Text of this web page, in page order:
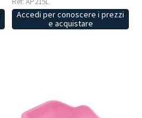
Accedi per conoscere i prezzi
e acquistare